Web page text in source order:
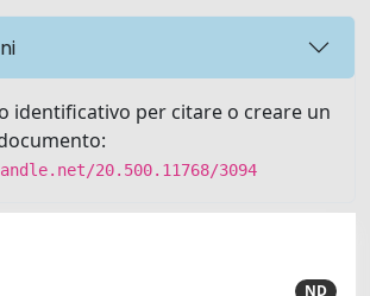
identificativo per citare o creare un
20.500.11768/3094
ND